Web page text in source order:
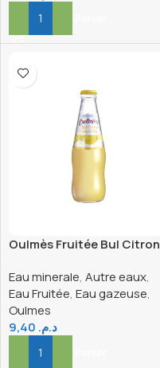
Ajouter Au Panier
Oulmès Fruitée Bul Citron
Eau minerale, Autre eaux,
Eau Fruitée, Eau gazeuse,
Oulmes
د.م.
Ajouter Au Panier